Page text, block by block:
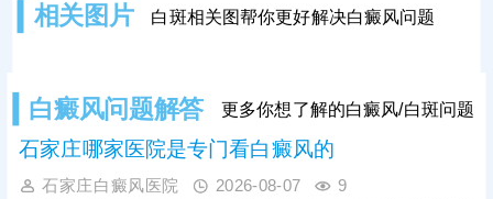
色保驾护航。
相关图片 白斑相关图帮你更好解决白癜风问题
白癜风问题解答 更多你想了解的白癜风/白斑问题
石家庄哪家医院是专门看白癜风的
石家庄白癜风医院 2026-08-07 9